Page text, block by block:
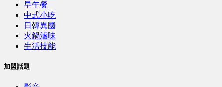
早午餐
中式小吃
日韓異國
火鍋滷味
生活技能
加盟話題